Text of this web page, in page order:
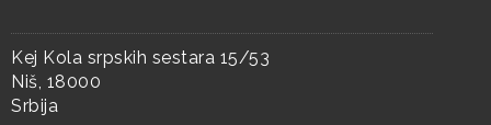
Kej Kola srpskih sestara 15/53
Niš, 18000
Srbija